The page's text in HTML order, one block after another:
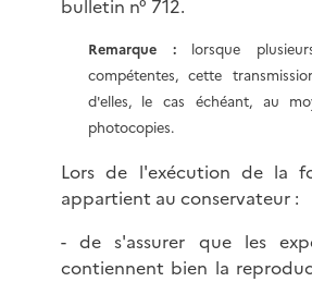
bulletin n° 712.
Remarque :lorsque
compétentes, cette
d'elles, le cas échéant, au
photocopies.
Lors de l'exécution de la
appartient au conservateur :
- de s'assurer que les
contiennent bien la